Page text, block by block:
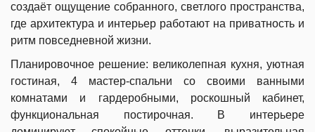
создаёт ощущение собранного, светлого пространства,
где архитектура и интерьер работают на приватность и
ритм повседневной жизни.
Планировочное решение: великолепная кухня, уютная
гостиная, 4 мастер-спальни со своими ванными
комнатами и гардеробными, роскошный кабинет,
функциональная постирочная. В интерьере